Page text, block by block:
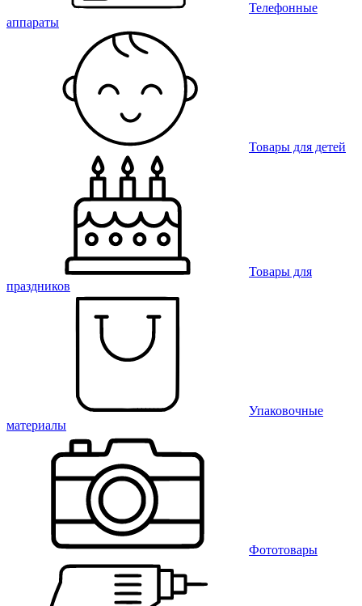
Телефонные
аппараты
Товары для детей
Товары для
праздников
Упаковочные
материалы
Фототовары